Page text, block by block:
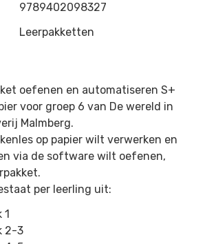
9789402098327
Leerpakketten
oefenen en automatiseren S+
voor groep 6 van De wereld in
Malmberg.
op papier wilt verwerken en
via de software wilt oefenen,
per leerling uit:
1
2-3